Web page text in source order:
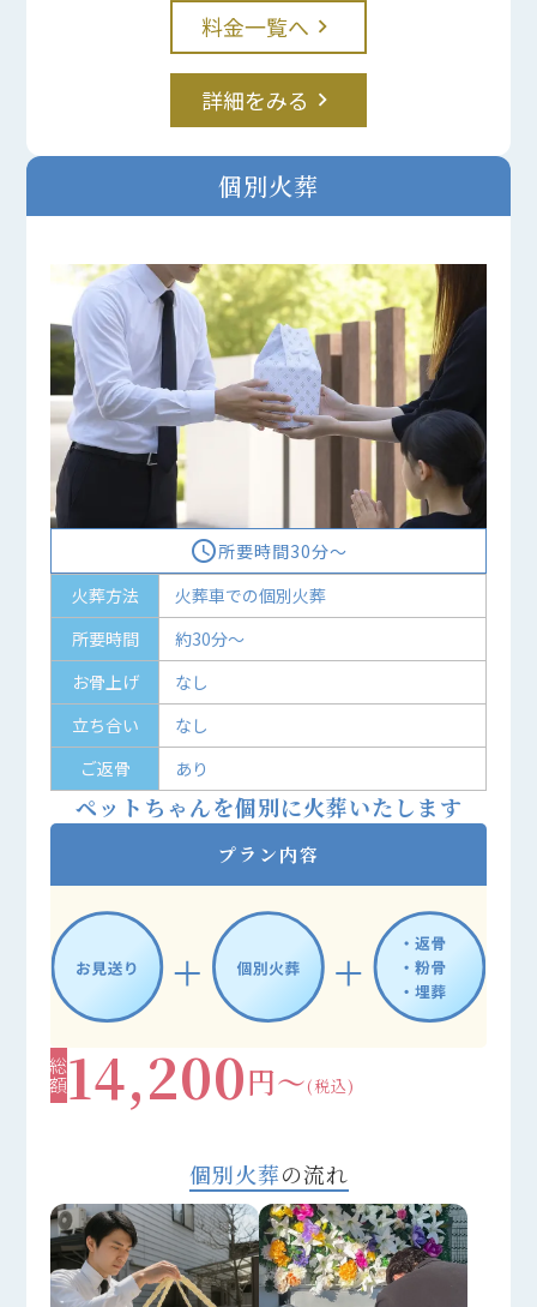
料金一覧へ keyboard_arrow_right
詳細をみる keyboard_arrow_right
個別火葬
access_time所要時間30分〜
総額14,200円～(税込)
プラン内容
ペットちゃんを個別に火葬いたします
火葬方法
火葬車での個別火葬
所要時間
約30分～
お骨上げ
なし
立ち合い
なし
ご返骨
あり
個別火葬の流れ